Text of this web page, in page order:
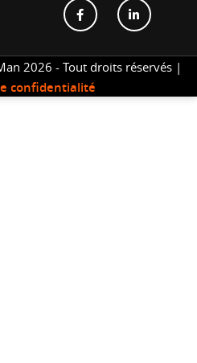
2026 - Tout droits réservés |
confidentialité